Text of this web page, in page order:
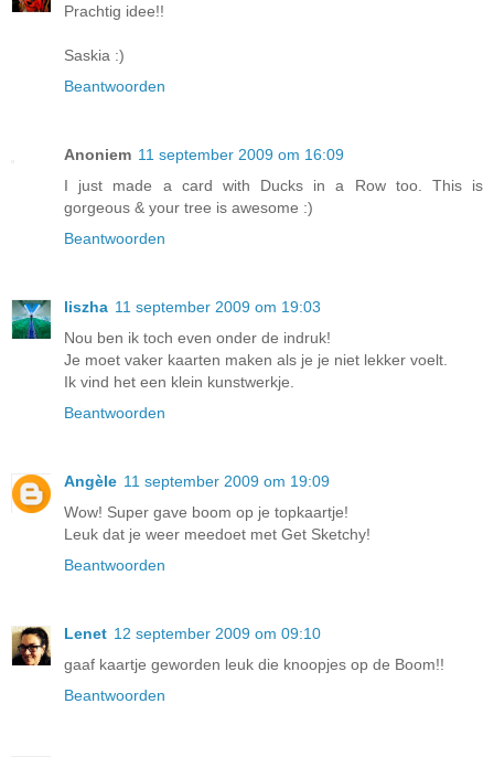
Prachtig idee!!
Saskia :)
Beantwoorden
Anoniem 11 september 2009 om 16:09
I just made a card with Ducks in a Row too. This is
gorgeous & your tree is awesome :)
Beantwoorden
liszha 11 september 2009 om 19:03
Nou ben ik toch even onder de indruk!
Je moet vaker kaarten maken als je je niet lekker voelt.
Ik vind het een klein kunstwerkje.
Beantwoorden
Angèle 11 september 2009 om 19:09
Wow! Super gave boom op je topkaartje!
Leuk dat je weer meedoet met Get Sketchy!
Beantwoorden
Lenet 12 september 2009 om 09:10
gaaf kaartje geworden leuk die knoopjes op de Boom!!
Beantwoorden